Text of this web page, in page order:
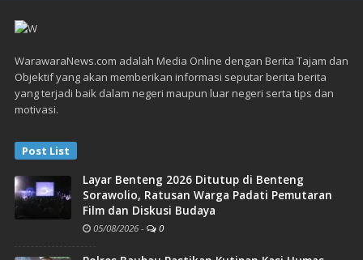
WarawaraNews.com adalah Media Online dengan Berita Tajam dan
Objektif yang akan memberikan informasi seputar berita berita
yang terjadi baik dalam negeri maupun luar negeri serta tips dan
motivasi.
Post List
Layar Benteng 2026 Ditutup di Benteng
Sorawolio, Ratusan Warga Padati Pemutaran
Film dan Diskusi Budaya
05/08/2026 - 0